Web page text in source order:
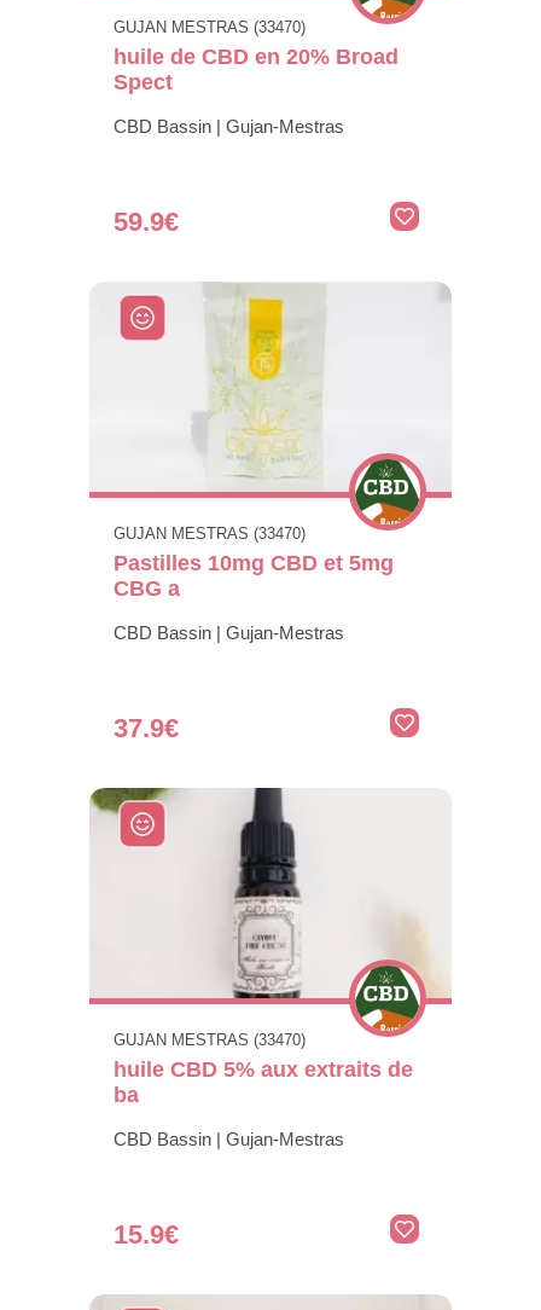
GUJAN MESTRAS (33470)
huile de CBD en 20% Broad
Spect
CBD Bassin | Gujan-Mestras
59.9€
GUJAN MESTRAS (33470)
Pastilles 10mg CBD et 5mg
CBG a
CBD Bassin | Gujan-Mestras
37.9€
GUJAN MESTRAS (33470)
huile CBD 5% aux extraits de
ba
CBD Bassin | Gujan-Mestras
15.9€